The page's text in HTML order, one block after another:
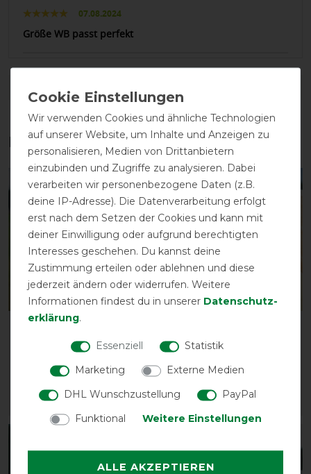
07.08.2024
Größe WB passt perfekt
Das perfekte Zubehör für dich
Bestseller
-13%
Busse Fliegenmaske
Twin Fit Flexi
29,55 € *
ARTIKEL MERKEN
-13%
COVER FRANSEN GAP II
17,30 € *
ARTIKEL MERKEN
Wir verwenden Cookies und ähnliche Technologien
auf unserer Website, um Inhalte und Anzeigen zu
personalisieren, Medien von Drittanbietern
einzubinden und Zugriffe zu analysieren. Dabei
verarbeiten wir personenbezogene Daten (z.B.
deine IP-Adresse). Die Datenverarbeitung erfolgt
erst nach dem Setzen der Cookies und kann mit
deiner Einwilligung oder aufgrund berechtigten
Interesses geschehen. Du kannst deine
Zustimmung erteilen oder ablehnen und diese
jederzeit ändern oder widerrufen. Weitere
Informationen findest du in unserer Daten­schutz­
erklärung.
Essenziell
Statistik
Marketing
Externe Medien
DHL Wunschzustellung
PayPal
Funktional
Weitere Einstellungen
ALLE AKZEPTIEREN